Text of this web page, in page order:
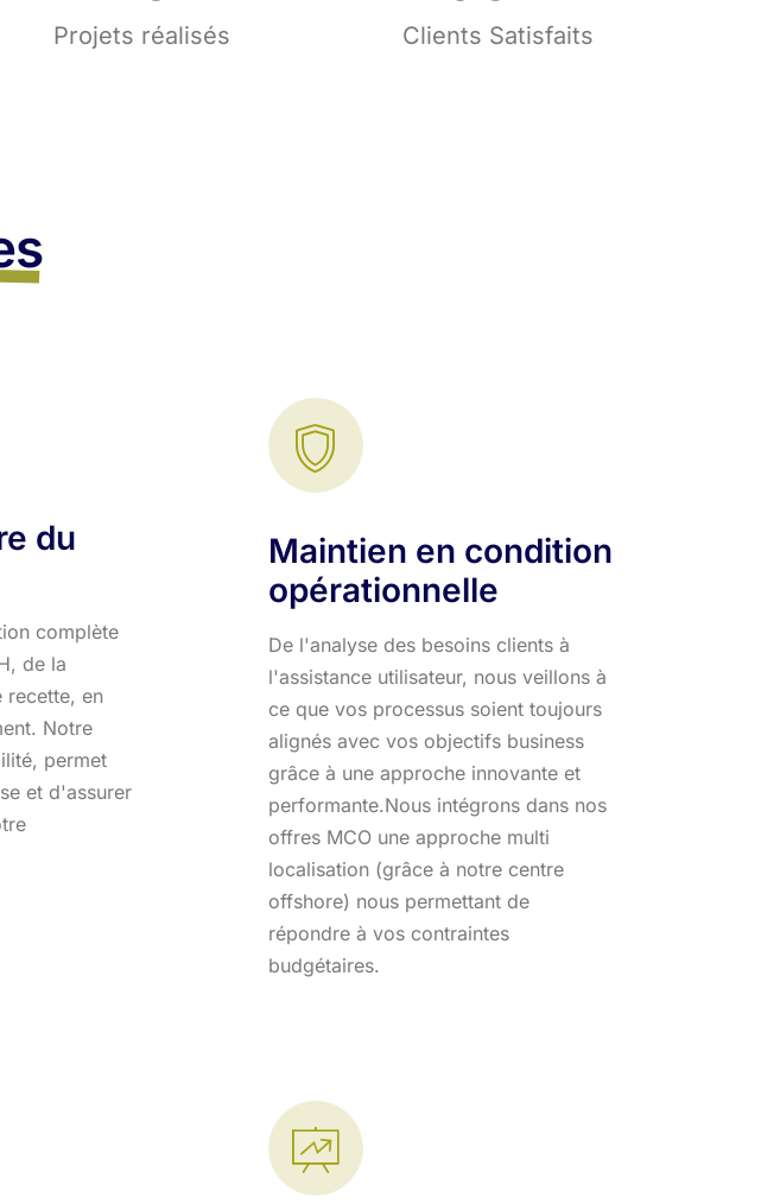
Projets réalisés Clients Satisfaits
du
complète
de la
recette, en
Notre
permet
et d'assurer
Maintien en condition
opérationnelle
De l'analyse des besoins clients à
l'assistance utilisateur, nous veillons à
ce que vos processus soient toujours
alignés avec vos objectifs business
grâce à une approche innovante et
performante.​ Nous intégrons dans nos
offres MCO une approche multi
localisation (grâce à notre centre
offshore) nous permettant de
répondre à vos contraintes
budgétaires.